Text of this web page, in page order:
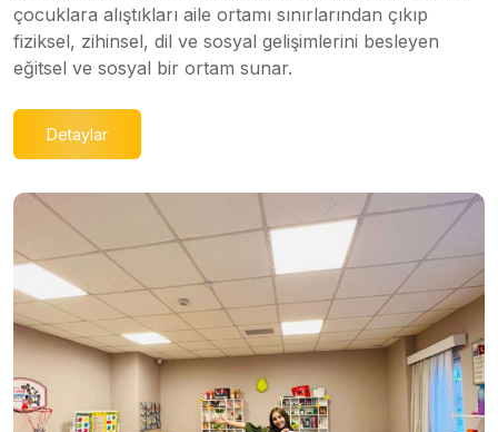
çocuklara alıştıkları aile ortamı sınırlarından çıkıp
fiziksel, zihinsel, dil ve sosyal gelişimlerini besleyen
eğitsel ve sosyal bir ortam sunar.
Detaylar